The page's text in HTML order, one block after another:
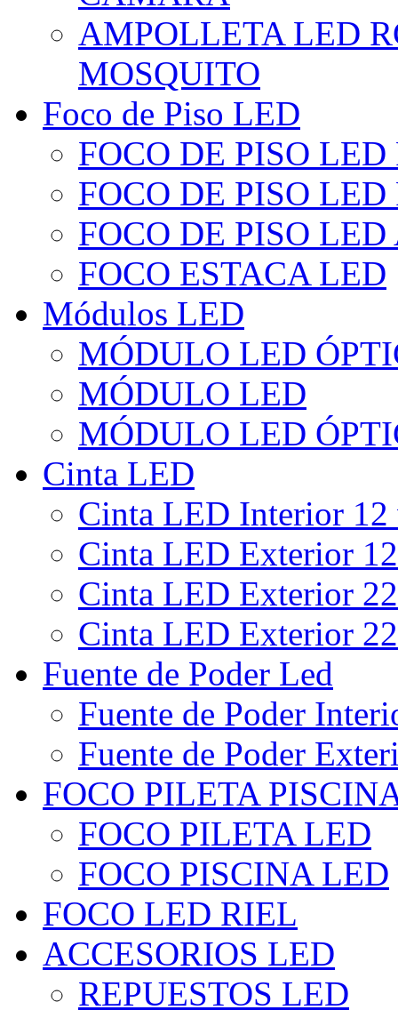
AMPOLLETA LED
MOSQUITO
Foco de Piso LED
FOCO DE PISO
FOCO DE PISO
FOCO DE PISO
FOCO ESTACA LED
Módulos LED
MÓDULO LED
MÓDULO LED
MÓDULO LED
Cinta LED
Cinta LED Interior
Cinta LED Exterior
Cinta LED Exterior
Cinta LED Exterior
Fuente de Poder Led
Fuente de Poder
Fuente de Poder
FOCO PILETA
FOCO PILETA LED
FOCO PISCINA LED
FOCO LED RIEL
ACCESORIOS LED
REPUESTOS LED